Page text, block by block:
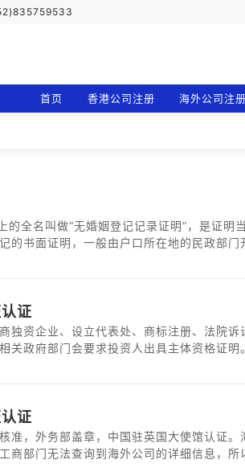
首页 香港公司注册 海外公司注册
的全名叫做“无婚姻登记记录证明”，是证明
的书面证明，一般由户口所在地的民政部门
证
独资企业、设立代表处、商标注册、法院诉
关政府部门会要求投资人出具主体资格证明
证
准，外务部盖章，中国驻英国大使馆认证。​
商部门无法查询到海外公司的详细信息，所